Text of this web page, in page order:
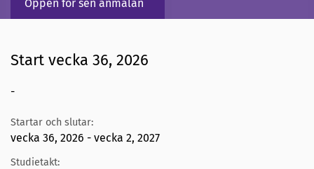
Öppen för sen anmälan
Start vecka 36, 2026
-
Startar och slutar:
vecka 36, 2026 - vecka 2, 2027
Studietakt: